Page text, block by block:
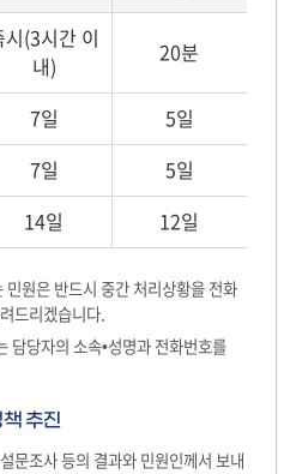
시(3시간 이
내)
20분
7일
5일
7일
5일
14일 12일
원은 반드시 중간 처리상황을 전화
드리겠습니다.
담당자의 소속•성명과 전화번호를
추진
문조사 등의 결과와 민원인께서 보내